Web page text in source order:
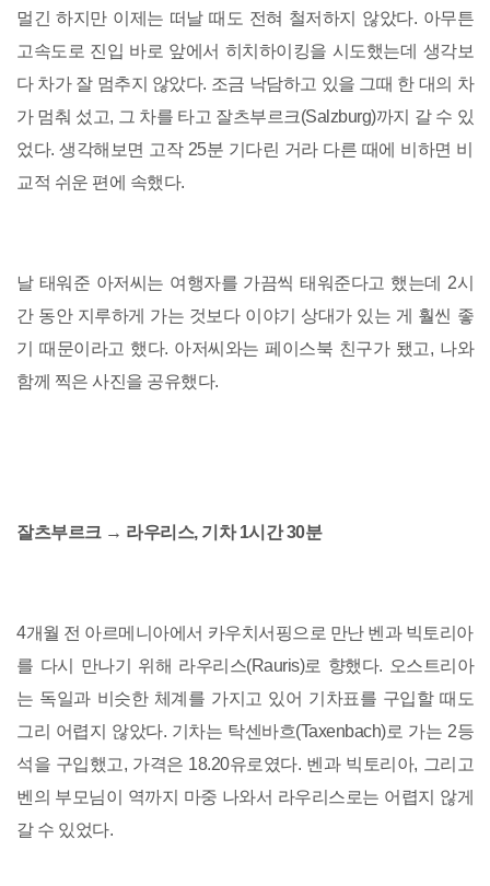
멀긴 하지만 이제는 떠날 때도 전혀 철저하지 않았다. 아무튼
고속도로 진입 바로 앞에서 히치하이킹을 시도했는데 생각보
다 차가 잘 멈추지 않았다. 조금 낙담하고 있을 그때 한 대의 차
가 멈춰 섰고, 그 차를 타고 잘츠부르크(Salzburg)까지 갈 수 있
었다. 생각해보면 고작 25분 기다린 거라 다른 때에 비하면 비
교적 쉬운 편에 속했다.
날 태워준 아저씨는 여행자를 가끔씩 태워준다고 했는데 2시
간 동안 지루하게 가는 것보다 이야기 상대가 있는 게 훨씬 좋
기 때문이라고 했다. 아저씨와는 페이스북 친구가 됐고, 나와
함께 찍은 사진을 공유했다.
잘츠부르크 → 라우리스, 기차 1시간 30분
4개월 전 아르메니아에서 카우치서핑으로 만난 벤과 빅토리아
를 다시 만나기 위해 라우리스(Rauris)로 향했다. 오스트리아
는 독일과 비슷한 체계를 가지고 있어 기차표를 구입할 때도
그리 어렵지 않았다. 기차는 탁센바흐(Taxenbach)로 가는 2등
석을 구입했고, 가격은 18.20유로였다. 벤과 빅토리아, 그리고
벤의 부모님이 역까지 마중 나와서 라우리스로는 어렵지 않게
갈 수 있었다.